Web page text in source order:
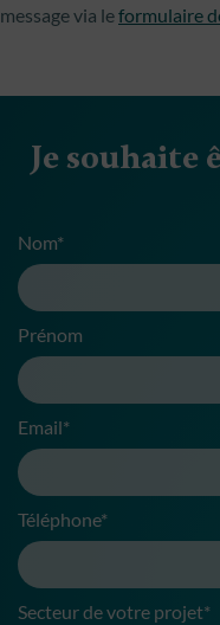
message via leformulaire
Je souhaite
Nom*
Prénom
Email*
Téléphone*
Secteur de votre projet*